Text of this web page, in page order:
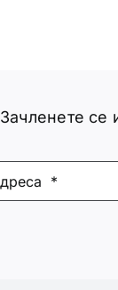
Зачленете се